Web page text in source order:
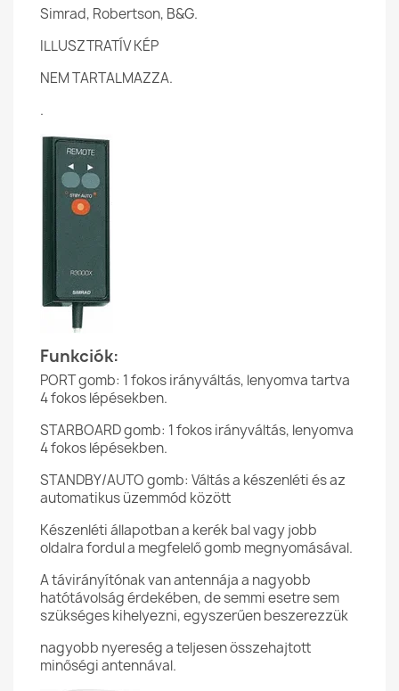
Simrad, Robertson, B&G.
ILLUSZTRATÍV KÉP
NEM TARTALMAZZA.
.
Funkciók:
PORT gomb: 1 fokos irányváltás, lenyomva tartva
4 fokos lépésekben.
STARBOARD gomb: 1 fokos irányváltás, lenyomva
4 fokos lépésekben.
STANDBY/AUTO gomb: Váltás a készenléti és az
automatikus üzemmód között
Készenléti állapotban a kerék bal vagy jobb
oldalra fordul a megfelelő gomb megnyomásával.
A távirányítónak van antennája a nagyobb
hatótávolság érdekében, de semmi esetre sem
szükséges kihelyezni, egyszerűen beszerezzük
nagyobb nyereség a teljesen összehajtott
minőségi antennával.